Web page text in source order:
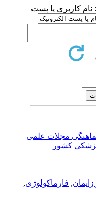
کاربری یا پست
مجلات علمی
کشور
,فارماکولوژی ,